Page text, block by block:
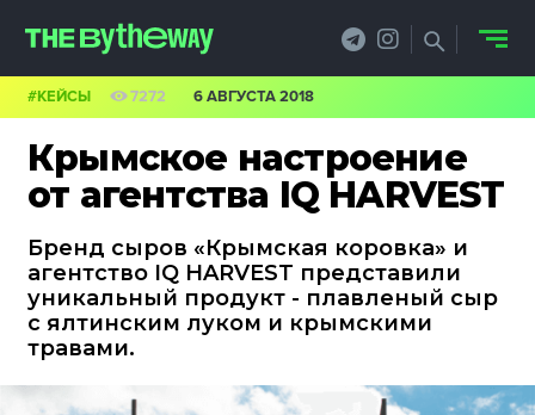
Крымское настроение
от агентства IQ HARVEST
Бренд сыров «Крымская коровка» и
агентство IQ HARVEST представили
уникальный продукт - плавленый сыр
с ялтинским луком и крымскими
травами.
#КЕЙСЫ 7272 6 АВГУСТА 2018
PRO.ОБЗОР
КЕЙСЫ
ФИЛОСОФИЯ
КРЕАТИВА
БИЗНЕС И